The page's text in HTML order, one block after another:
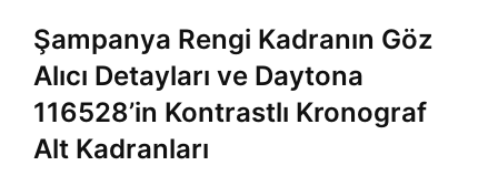
Şampanya Rengi Kadranın Göz
Alıcı Detayları ve Daytona
116528’in Kontrastlı Kronograf
Alt Kadranları